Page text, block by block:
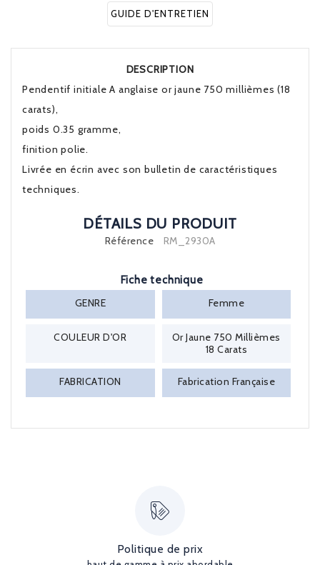
GUIDE D'ENTRETIEN
DESCRIPTION
Pendentif initiale A anglaise or jaune 750 millièmes (18
carats),
poids 0.35 gramme,
finition polie.
Livrée en écrin avec son bulletin de caractéristiques
techniques.
DÉTAILS DU PRODUIT
Référence RM_2930A
Fiche technique
GENRE
Femme
COULEUR D'OR
Or Jaune 750 Millièmes
18 Carats
FABRICATION Fabrication Française
Politique de prix